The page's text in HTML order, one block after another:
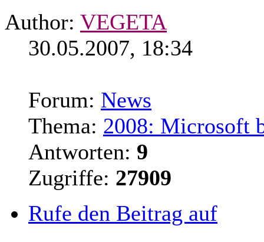
Author: VEGETA
30.05.2007, 18:34
Forum: News
Thema: 2008: Microsoft
Antworten: 9
Zugriffe: 27909
Rufe den Beitrag auf